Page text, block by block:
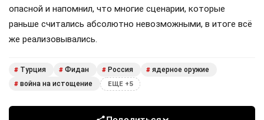
опасной и напомнил, что многие сценарии, которые
раньше считались абсолютно невозможными, в итоге всё
же реализовывались.
# Турция # Фидан # Россия # ядерное оружие
# война на истощение ЕЩЕ +5